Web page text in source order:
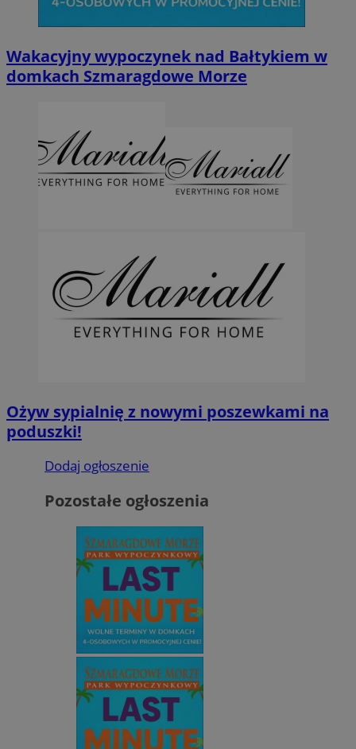
Wakacyjny wypoczynek nad Bałtykiem w
domkach Szmaragdowe Morze
Ożyw sypialnię z nowymi poszewkami na
poduszki!
Dodaj ogłoszenie
Pozostałe ogłoszenia